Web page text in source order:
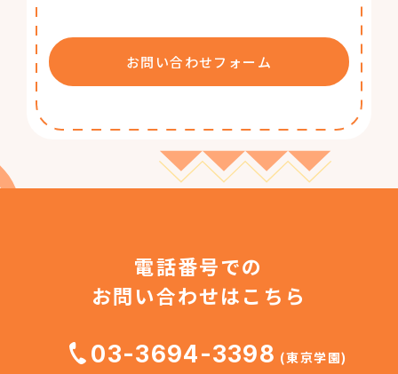
お問い合わせフォーム
電話番号での
お問い合わせはこちら
03-3694-3398 (東京学園)